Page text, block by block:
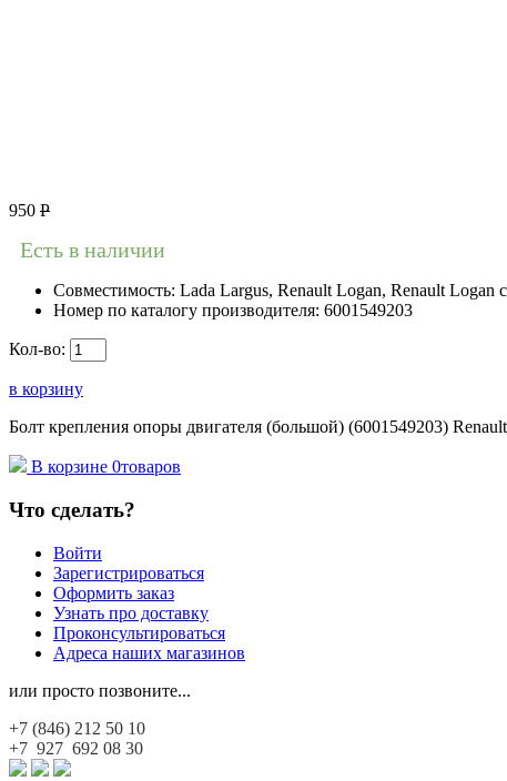
950 Р
Есть в наличии
Совместимость: Lada Largus, Renault Logan, Renault Logan
Номер по каталогу производителя: 6001549203
Кол-во:
в корзину
Болт крепления опоры двигателя (большой) (6001549203)
В корзине 0товаров
Что сделать?
Войти
Зарегистрироваться
Оформить заказ
Узнать про доставку
Проконсультироваться
Адреса наших магазинов
или просто позвоните...
+7 (846) 212 50 10
+7 927 692 08 30